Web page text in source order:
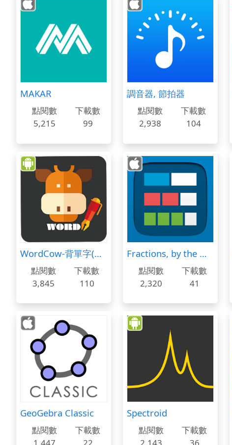
MAKAR
點閱數
5,215
下載數
99
調音器, 節拍器
點閱數
2,938
下載數
104
WordCow-背單字(多益 托福 學測 指考 高中 國中) 學英文小幫手
點閱數
3,845
下載數
110
Fractions, by the Math Learning Center
點閱數
2,320
下載數
41
GeoGebra Classic
點閱數
下載數
Spectroid
點閱數
下載數